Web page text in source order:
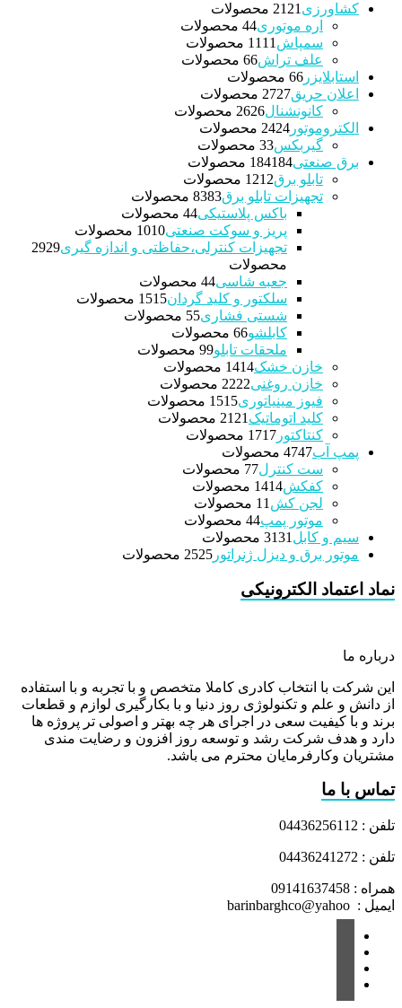
کشاورزی 21 21 محصولات
اره موتوری 44 محصولات
سمپاش
11 11 محصولات
علف تراش 66 محصولات
استابلایزر
66 محصولات
اعلان حریق
2727 محصولات
کانونشنال
2626 محصولات
الکتروموتور
2424 محصولات
گیربکس 33 محصولات
برق صنعتی
184184 محصولات
تابلو برق
1212 محصولات
تجهیزات تابلو برق
8383 محصولات
باکس پلاستیکی 44 محصولات
پریز و سوکت صنعتی
1010 محصولات
تجهیزات کنترلی،حفاظتی و اندازه گیری
2929
محصولات
جعبه شاسی 44 محصولات
سلکتور و کلید گردان
1515 محصولات
شستی فشاری 55 محصولات
کابلشو 66 محصولات
ملحقات تابلو 99 محصولات
خازن خشک
1414 محصولات
خازن روغنی
2222 محصولات
فیوز مینیاتوری
1515 محصولات
کلید اتوماتیک
21 21 محصولات
کنتاکتور
1717 محصولات
پمپ آب
4747 محصولات
ست کنترل 77 محصولات
کفکش
1414 محصولات
لجن کش
1 1 محصولات
موتور پمپ 44 محصولات
سیم و کابل
3131 محصولات
موتور برق و دیزل ژنراتور
2525 محصولات
نماد اعتماد الکترونیکی
درباره ما
این شرکت با انتخاب کادری کاملا متخصص و با تجربه و با استفاده
از دانش و علم و تکنولوژی روز دنیا و با بکارگیری لوازم و قطعات
برند و با کیفیت سعی در اجرای هر چه بهتر و اصولی تر پروژه ها
دارد و هدف شرکت رشد و توسعه روز افزون و رضایت مندی
مشتریان وکارفرمایان محترم می باشد.
تماس با ما
تلفن : 04436256112
تلفن : 04436241272
همراه : 09141637458
ایمیل : barinbarghco@yahoo